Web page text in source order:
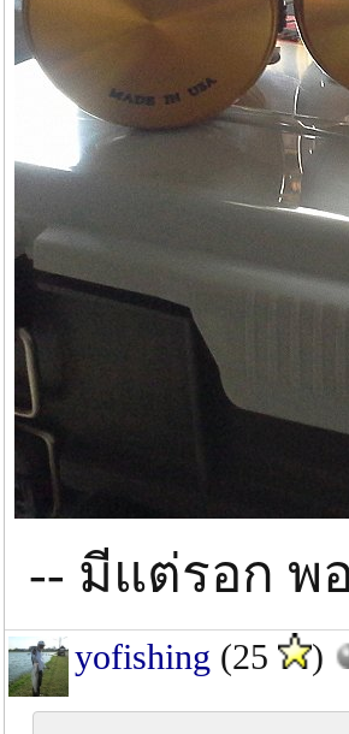
-- มีแต่รอก
yofishing (25 )